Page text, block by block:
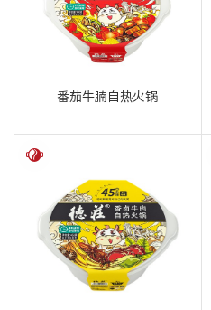
番茄牛腩自热火锅